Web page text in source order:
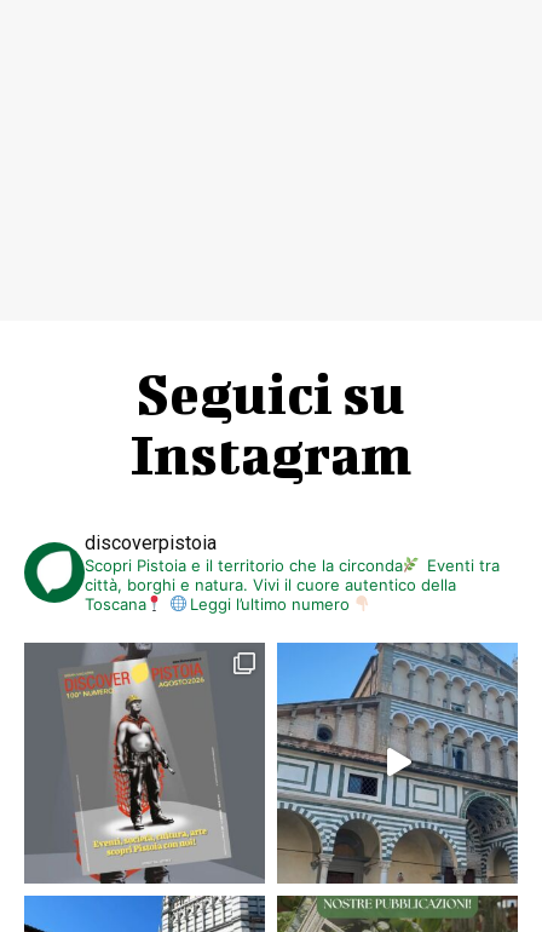
Seguici su
Instagram
discoverpistoia
Scopri Pistoia e il territorio che la circonda
Eventi tra
città, borghi e natura. Vivi il cuore autentico della
Toscana
Leggi l’ultimo numero